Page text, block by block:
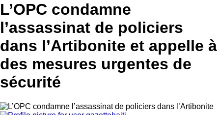
L’OPC condamne
l’assassinat de policiers
dans l’Artibonite et appelle à
des mesures urgentes de
sécurité